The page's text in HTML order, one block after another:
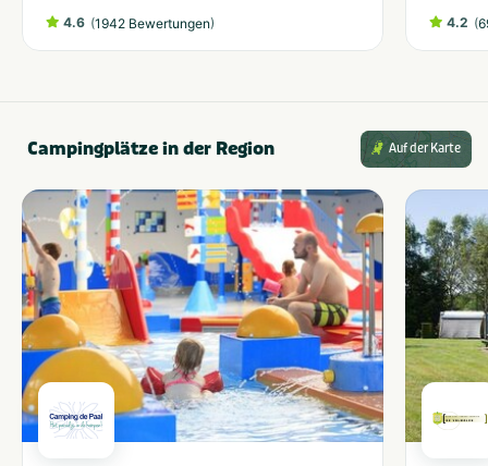
4.6 (1942 Bewertungen) 4.2 (
Campingplätze in der Region Auf der Karte